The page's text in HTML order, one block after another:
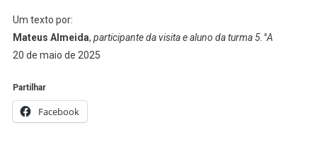
Um texto por:
Mateus Almeida, participante da visita e aluno da turma 5.°A
20 de maio de 2025
Partilhar
Facebook